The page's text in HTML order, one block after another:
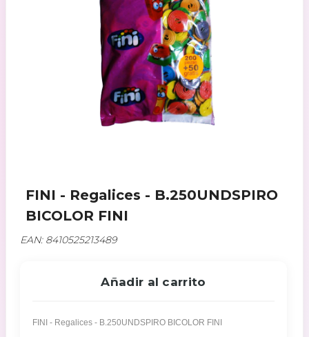
FINI - Regalices - B.250UNDSPIRO
BICOLOR FINI
EAN: 8410525213489
Añadir al carrito
FINI - Regalices - B.250UNDSPIRO BICOLOR FINI